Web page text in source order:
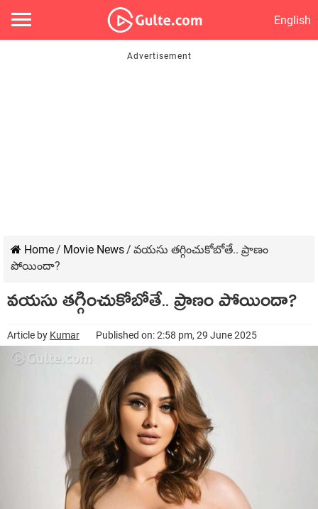
English
Home/ Movie News/ వయసు తగ్గించుకోబోతే.. ప్రాణం
పోయిందా?
వయసు తగ్గించుకోబోతే.. ప్రాణం పోయిందా?
Article by Kumar Published on: 2:58 pm, 29 June 2025